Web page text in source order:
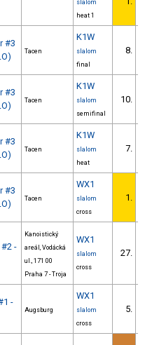
slalom
heat 1
#3
Tacen
K1W
slalom
final
8.
#3
Tacen
K1W
slalom
semifinal
10.
#3
Tacen
K1W
slalom
heat
7.
#3
Tacen
WX1
slalom
cross
1.
#2 -
Kanoistický
areál, Vodácká
ul., 171 00
Praha 7 - Troja
WX1
slalom
cross
27.
-
Augsburg
WX1
slalom
cross
5.